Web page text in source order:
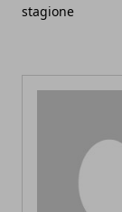
stagione